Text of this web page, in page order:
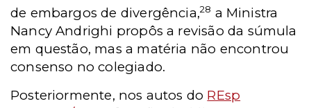
de embargos de divergência,28 a Ministra
Nancy Andrighi propôs a revisão da súmula
em questão, mas a matéria não encontrou
consenso no colegiado.
Posteriormente, nos autos do REsp